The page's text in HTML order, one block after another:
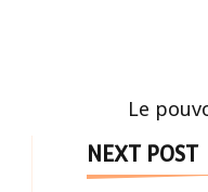
Le
NEXT POST